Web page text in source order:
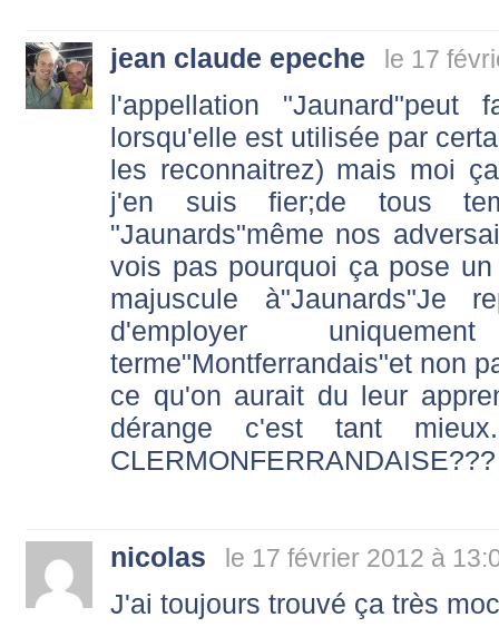
jean claude epeche le 17
l'appellation "Jaunard"peut
lorsqu'elle est utilisée par
les reconnaitrez) mais moi
j'en suis fier;de tous
"Jaunards"même nos
vois pas pourquoi ça pose
majuscule à"Jaunards"Je
d'employer
terme"Montferrandais"et non
ce qu'on aurait du leur
dérange c'est tant
CLERMONFERRANDAISE???
nicolas le 17 février 2012 à
J'ai toujours trouvé ça très